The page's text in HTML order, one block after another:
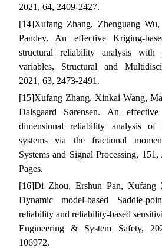
2021, 64, 2409-2427.
[14]Xufang Zhang, Zhenguang
Pandey. An effective Kriging-
structural reliability analysis with
variables, Structural and
2021, 63, 2473-2491.
[15]Xufang Zhang, Xinkai Wang,
Dalsgaard Sørensen. An
dimensional reliability analysis of
systems via the fractional
Systems and Signal Processing,
Pages.
[16]Di Zhou, Ershun Pan, Xufang
Dynamic model-based Saddle-
reliability and reliability-based
Engineering & System Safety,
106972.